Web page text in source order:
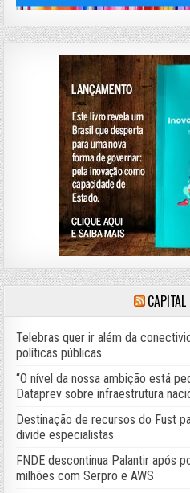
Telebras quer ir além da
políticas públicas
“O nível da nossa ambição está
Dataprev sobre infraestrutura
Destinação de recursos do Fust
divide especialistas
FNDE descontinua Palantir após
milhões com Serpro e AWS